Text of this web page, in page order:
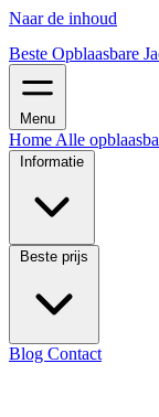
Naar de inhoud
Beste Opblaasbare
Menu
Home Alle
Informatie
Beste prijs
Blog Contact